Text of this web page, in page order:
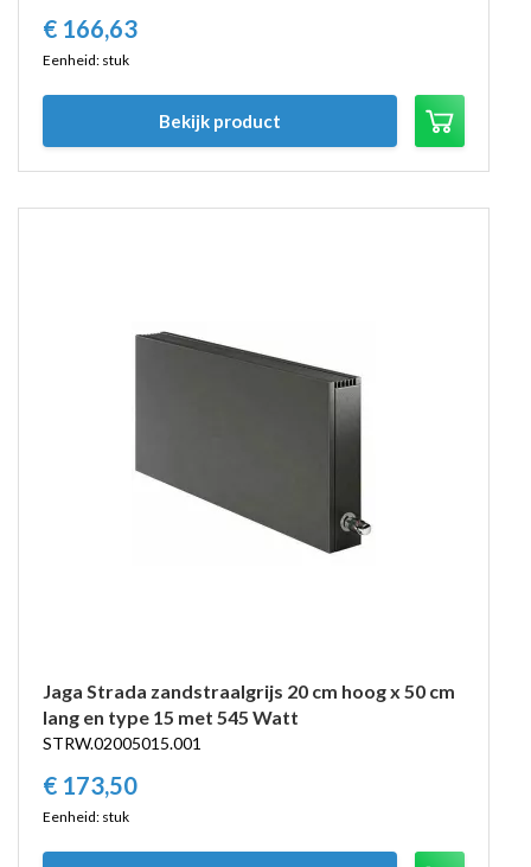
€ 166,63
Eenheid: stuk
Bekijk product
Jaga Strada zandstraalgrijs 20 cm hoog x 50 cm
lang en type 15 met 545 Watt
STRW.02005015.001
€ 173,50
Eenheid: stuk